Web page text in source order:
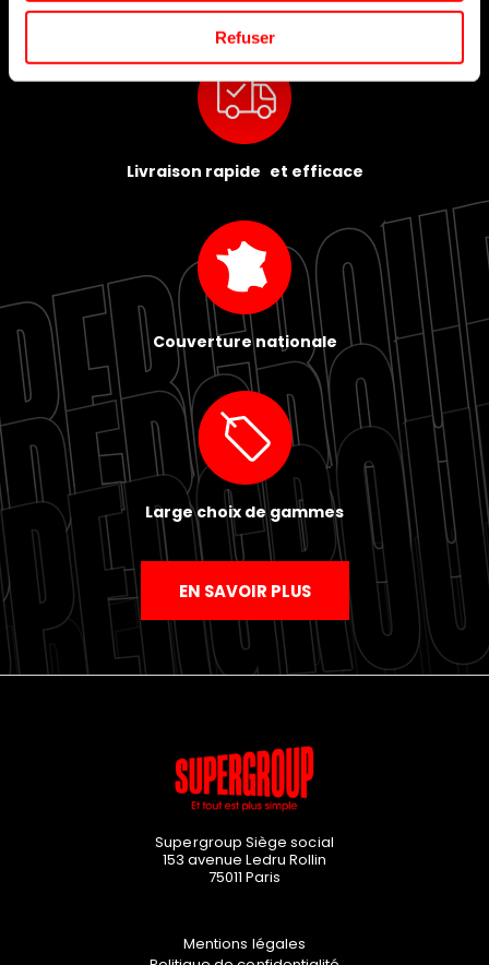
Refuser
Livraison rapide et efficace
Couverture nationale
Large choix de gammes
EN SAVOIR PLUS
Supergroup Siège social
153 avenue Ledru Rollin
75011 Paris
Mentions légales